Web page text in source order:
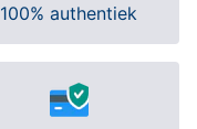
100% authentiek